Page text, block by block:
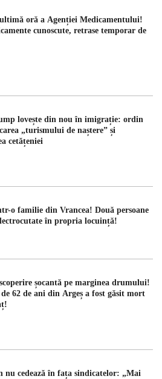
oră a Agenției Medicamentului!
cunoscute, retrase temporar de
lovește din nou în imigrație: ordin
„turismului de naștere” și
cetățeniei
o familie din Vrancea! Două persoane
în propria locuință!
șocantă pe marginea drumului!
62 de ani din Argeș a fost găsit mort
nu cedează în fața sindicatelor: „Mai